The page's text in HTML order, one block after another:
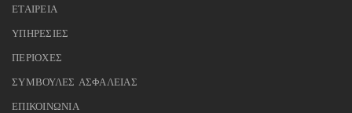
ΕΤΑΙΡΕΙΑ
ΥΠΗΡΕΣΙΕΣ
ΠΕΡΙΟΧΕΣ
ΣΥΜΒΟΥΛΕΣ ΑΣΦΑΛΕΙΑΣ
ΕΠΙΚΟΙΝΩΝΙΑ